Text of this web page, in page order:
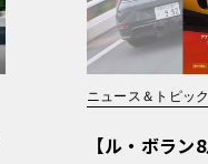
ニュース＆トピッ
【ル・ボラ